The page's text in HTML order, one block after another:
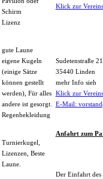
Schirm
Lizenz
Klick zur
gute Laune
eigene Kugeln
(einige Sätze
können gestellt
werden), Für alles
andere ist gesorgt.
Regenbekleidung
Sudetenstraße 21
35440 Linden
mehr Info sieh
Klick zur
E-Mail:
Turnierkugel,
Lizenzen, Beste
Laune.
Anfahrt zum
Der Einfahrt des